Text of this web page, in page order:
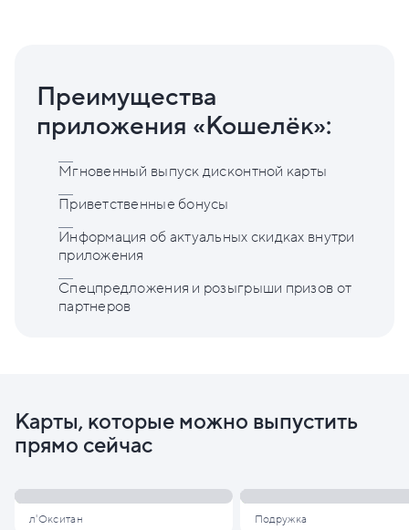
Преимущества
приложения «Кошелёк»:
Мгновенный выпуск дисконтной карты
Приветственные бонусы
Информация об актуальных скидках внутри
приложения
Спецпредложения и розыгрыши призов от
партнеров
Карты, которые можно выпустить
прямо сейчас
л'Окситан Подружка